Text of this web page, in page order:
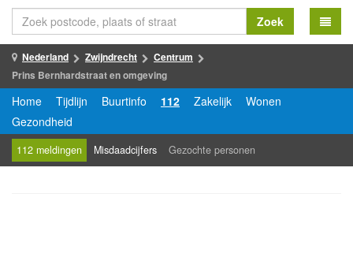
Zoek
Nederland Zwijndrecht
Centrum
Prins Bernhardstraat en omgeving
Home Tijdlijn Buurtinfo 112 Zakelijk
Wonen
Gezondheid
112 meldingen Misdaadcijfers Gezochte personen